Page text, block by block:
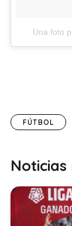
Una foto
FÚTBOL